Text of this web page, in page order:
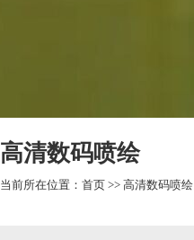
高清数码喷绘
当前所在位置： 首页 >> 高清数码喷绘